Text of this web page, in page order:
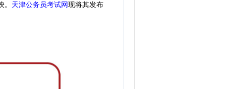
天津公务员考试网现将其发布